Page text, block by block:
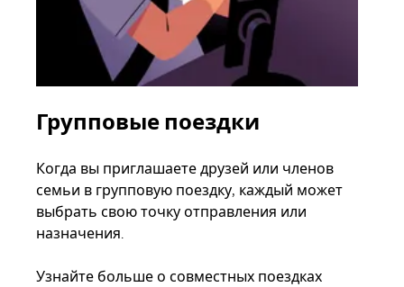
Групповые поездки
Когда вы приглашаете друзей или членов
семьи в групповую поездку, каждый может
выбрать свою точку отправления или
назначения.
Узнайте больше о совместных поездках